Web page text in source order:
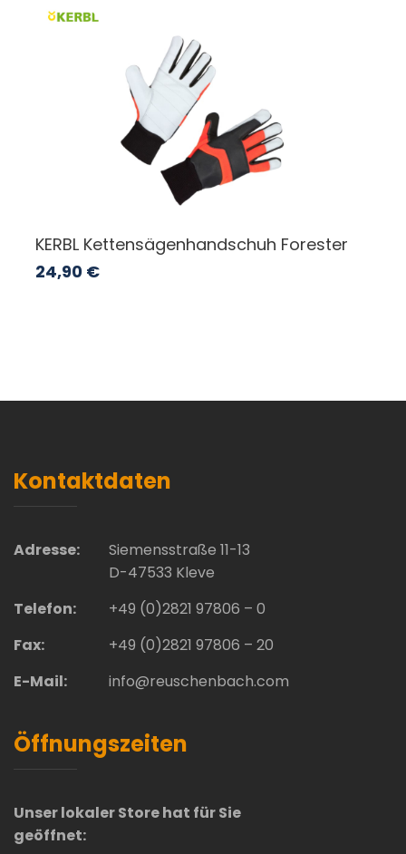
KERBL Kettensägenhandschuh Forester
24,90 €
Kontaktdaten
Adresse:
Siemensstraße 11-13
D-47533 Kleve
Telefon:
+49 (0)2821 97806 – 0
Fax:
+49 (0)2821 97806 – 20
E-Mail:
info@reuschenbach.com
Öffnungszeiten
Unser lokaler Store hat für Sie
geöffnet: